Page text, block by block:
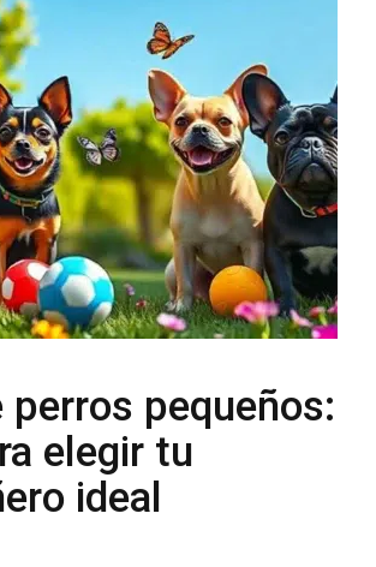
perros pequeños:
elegir tu
ideal